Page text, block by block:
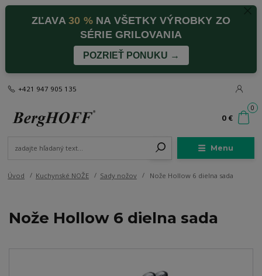
ZĽAVA30 %NA VŠETKY VÝROBKY ZO
SÉRIE GRILOVANIA
POZRIEŤ PONUKU →
Menu
+421 947 905 135
0
0 €
Úvod Kuchynské NOŽE Sady nožov Nože Hollow 6 dielna sada
Nože Hollow 6 dielna sada